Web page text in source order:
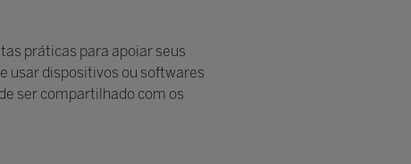
práticas para apoiar seus
usar dispositivos ou softwares
ser compartilhado com os